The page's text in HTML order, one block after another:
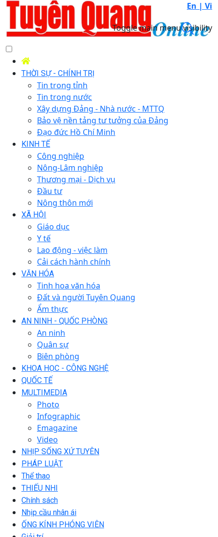
En | Vi
Toggle main menu visibility
THỜI SỰ - CHÍNH TRỊ
Tin trong tỉnh
Tin trong nước
Xây dựng Đảng - Nhà nước - MTTQ
Bảo vệ nền tảng tư tưởng của Đảng
Đạo đức Hồ Chí Minh
KINH TẾ
Công nghiệp
Nông-Lâm nghiệp
Thương mại - Dịch vụ
Đầu tư
Nông thôn mới
XÃ HỘI
Giáo dục
Y tế
Lao động - việc làm
Cải cách hành chính
VĂN HÓA
Tinh hoa văn hóa
Đất và người Tuyên Quang
Ẩm thực
AN NINH - QUỐC PHÒNG
An ninh
Quân sự
Biên phòng
KHOA HỌC - CÔNG NGHỆ
QUỐC TẾ
MULTIMEDIA
Photo
Infographic
Emagazine
Video
NHỊP SỐNG XỨ TUYÊN
PHÁP LUẬT
Thể thao
THIẾU NHI
Chính sách
Nhịp cầu nhân ái
ỐNG KÍNH PHÓNG VIÊN